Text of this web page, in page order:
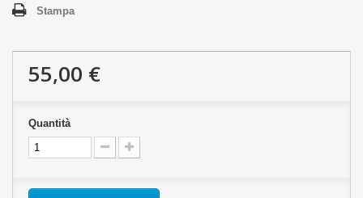
Stampa
55,00 €
Quantità